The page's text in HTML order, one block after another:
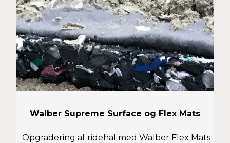
Walber Supreme Surface og Flex Mats
Opgradering af ridehal med Walber Flex Mats